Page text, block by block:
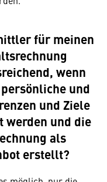
für meinen
wenn
und
und Ziele
werden und die
als
erstellt?